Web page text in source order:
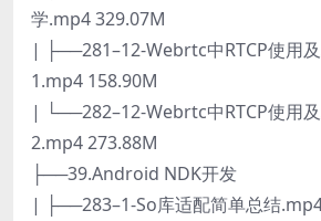
学.mp4 329.07M
| ├──281–12-Webrtc中RTCP使用
1.mp4 158.90M
| └──282–12-Webrtc中RTCP使用
2.mp4 273.88M
├──39.Android NDK开发
| ├──283–1-So库适配简单总结